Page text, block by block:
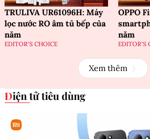
TRULIVA UR61096H: Máy
lọc nước RO âm tủ bếp của
năm
EDITOR'S CHOICE
OPPO
năm
EDITOR'S
Xem thêm
Điện tử tiêu dùng